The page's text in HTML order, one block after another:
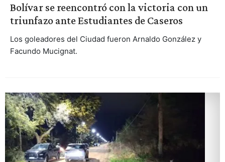
Bolívar se reencontró con la victoria con un
triunfazo ante Estudiantes de Caseros
Los goleadores del Ciudad fueron Arnaldo González y
Facundo Mucignat.